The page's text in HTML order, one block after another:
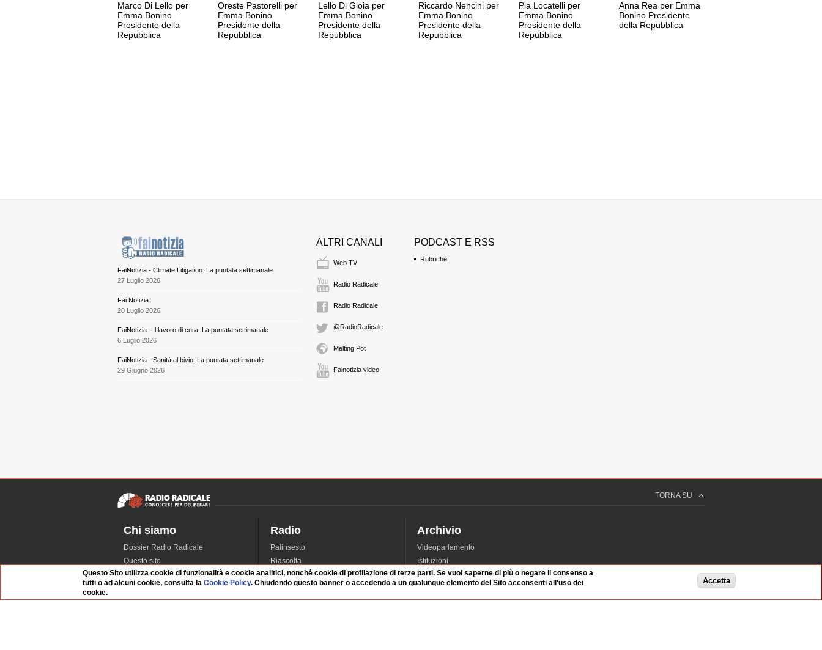
Marco Di Lello per
Emma Bonino
Presidente della
Repubblica
Oreste Pastorelli per
Emma Bonino
Presidente della
Repubblica
Lello Di Gioia per
Emma Bonino
Presidente della
Repubblica
Riccardo Nencini per
Emma Bonino
Presidente della
Repubblica
Pia Locatelli per
Emma Bonino
Presidente della
Repubblica
Anna Rea per Emma
Bonino Presidente
della Repubblica
FaiNotizia - Climate Litigation. La puntata settimanale
27 Luglio 2026
Fai Notizia
20 Luglio 2026
FaiNotizia - Il lavoro di cura. La puntata settimanale
6 Luglio 2026
FaiNotizia - Sanità al bivio. La puntata settimanale
29 Giugno 2026
ALTRI CANALI
Web TV
Radio Radicale
Radio Radicale
@RadioRadicale
Melting Pot
Fainotizia video
PODCAST E RSS
Rubriche
TORNA SU
Chi siamo
Dossier Radio Radicale
Questo sito
L'Archivio
Redazione
La musica da Requiem
Radio
Palinsesto
Riascolta
Dirette
Rubriche
Interviste
Archivio
Videoparlamento
Istituzioni
Dibattiti
Manifestazioni
Radicali
Questo Sito utilizza cookie di funzionalità e cookie analitici, nonché cookie di profilazione di terze parti. Se vuoi saperne di più o negare il consenso a
tutti o ad alcuni cookie, consulta laCookie Policy. Chiudendo questo banner o accedendo a un qualunque elemento del Sito acconsenti all'uso dei
cookie.
Accetta